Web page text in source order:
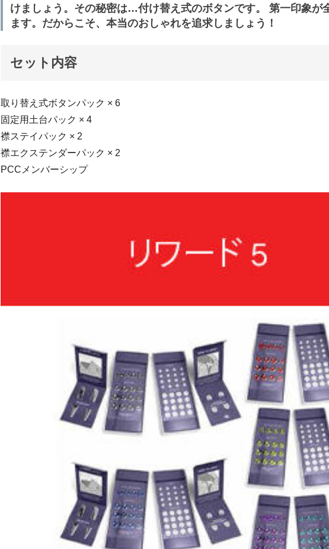
けましょう。その秘密は…付け替え式のボタンです。 第一印象が
ます。だからこそ、本当のおしゃれを追求しましょう！
セット内容
取り替え式ボタンパック × 6
固定用土台パック × 4
襟ステイパック × 2
襟エクステンダーパック × 2
PCCメンバーシップ